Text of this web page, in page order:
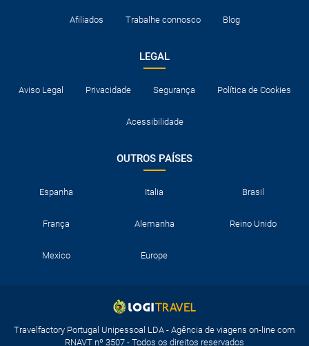
Afiliados Trabalhe connosco Blog
LEGAL
Aviso Legal Privacidade Segurança Política de Cookies
Acessibilidade
OUTROS PAÍSES
Espanha Italia Brasil
França Alemanha Reino Unido
Mexico Europe
Travelfactory Portugal Unipessoal LDA - Agência de viagens on-line com
RNAVT nº 3507 - Todos os direitos reservados